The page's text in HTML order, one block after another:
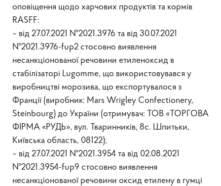
оповіщення щодо харчових продуктів та кормів
RASFF:
– від 27.07.2021 №2021.3976 та від 30.07.2021
№2021.3976-fup2 стосовно виявлення
несанкціонованої речовини етиленоксид в
стабілізаторі Lugomme, що використовувався у
виробництві морозива, що експортувалося з
Франції (виробник: Mars Wrigley Confectionery,
Steinbourg) до України (отримувач: ТОВ «ТОРГОВА
ФІРМА «РУДЬ», вул. Тваринників, 8с. Шпитьки,
Київська область, 08122);
– від 27.07.2021 №2021.3954 та від 02.08.2021
№2021.3954-fup9 стосовно виявлення
несанкціонованої речовини оксид етилену в гумці